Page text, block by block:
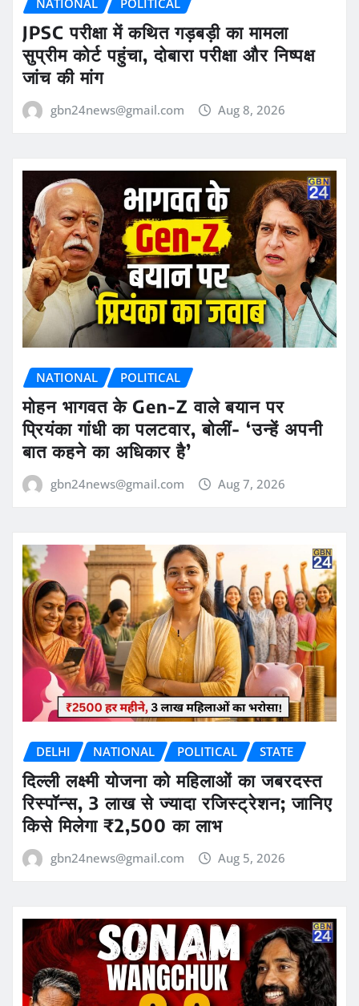
JPSC परीक्षा में कथित गड़बड़ी का मामला
सुप्रीम कोर्ट पहुंचा, दोबारा परीक्षा और निष्पक्ष
जांच की मांग
gbn24news@gmail.com Aug 8, 2026
NATIONAL POLITICAL
मोहन भागवत के Gen-Z वाले बयान पर
प्रियंका गांधी का पलटवार, बोलीं- ‘उन्हें अपनी
बात कहने का अधिकार है’
gbn24news@gmail.com Aug 7, 2026
DELHI NATIONAL POLITICAL STATE
दिल्ली लक्ष्मी योजना को महिलाओं का जबरदस्त
रिस्पॉन्स, 3 लाख से ज्यादा रजिस्ट्रेशन; जानिए
किसे मिलेगा ₹2,500 का लाभ
gbn24news@gmail.com Aug 5, 2026